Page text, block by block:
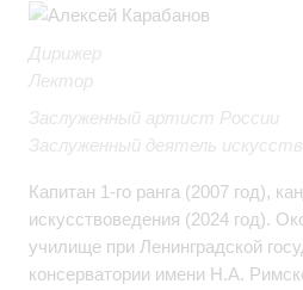
Дирижер
Лектор
Заслуженный артист России
Заслуженный деятель
Капитан 1-го ранга (2007 год),
искусствоведения (2024 год).
училище при Ленинградской
консерватории имени Н.А.